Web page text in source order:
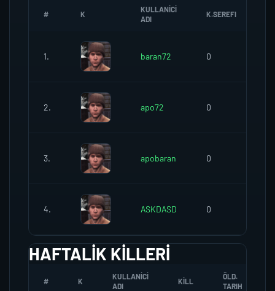
# K
KULLANICI
ADI
K.SEREFI
1. baran72 0
2. apo72 0
3. apobaran 0
4. ASKDASD 0
HAFTALIK KILLERI
# K
KULLANICI
ADI
KILL
ÖLD.
TARIH